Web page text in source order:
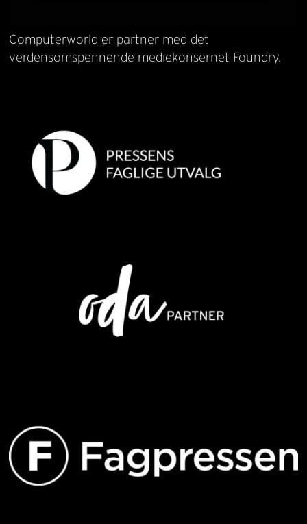
Computerworld er partner med det
verdensomspennende mediekonsernet Foundry.